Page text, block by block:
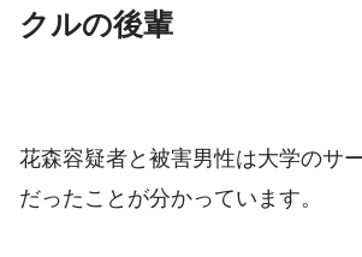
クルの後輩
花森容疑者と被害男性は大学のサ
だったことが分かっています。